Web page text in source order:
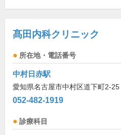
髙田内科クリニック
所在地・電話番号
中村日赤駅
愛知県名古屋市中村区道下町2-25
052-482-1919
診療科目